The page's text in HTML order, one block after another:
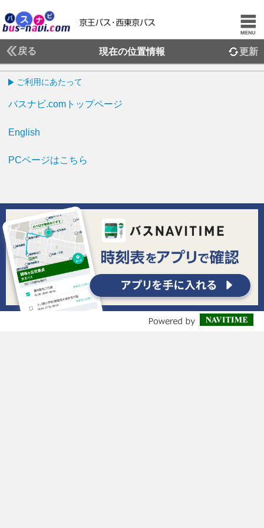
戻る 現在の位置情報 更新
ご利用にあたって
バスナビ.comトップページ
English
PCページはこちら